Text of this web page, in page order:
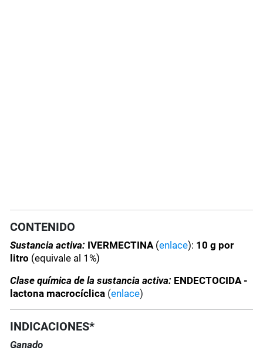
CONTENIDO
Sustancia activa: IVERMECTINA(enlace): 10 g por
litro (equivale al 1%)
Clase química de la sustancia activa: ENDECTOCIDA -
lactona macrocíclica (enlace)
INDICACIONES*
Ganado